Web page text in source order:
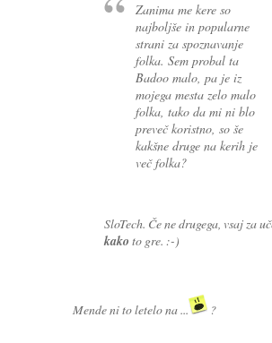
Zanima me kere so
najboljše in popularne
strani za spoznavanje
folka. Sem probal ta
Badoo malo, pa je iz
mojega mesta zelo malo
folka, tako da mi ni blo
preveč koristno, so še
kakšne druge na kerih je
več folka?
SloTech. Če ne drugega, vsaj za
kako to gre. :-)
Mende ni to letelo na ... ?